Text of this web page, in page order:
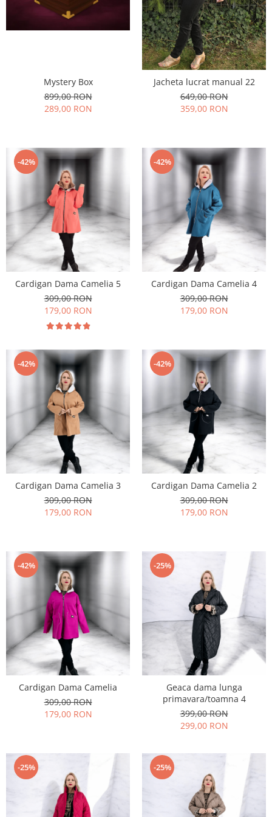
Mystery Box
899,00 RON
289,00 RON
Jacheta lucrat manual 22
649,00 RON
359,00 RON
-42%
Cardigan Dama Camelia 5
309,00 RON
179,00 RON
-42%
Cardigan Dama Camelia 4
309,00 RON
179,00 RON
-42%
Cardigan Dama Camelia 3
309,00 RON
179,00 RON
-42%
Cardigan Dama Camelia 2
309,00 RON
179,00 RON
-42%
Cardigan Dama Camelia
309,00 RON
179,00 RON
-25%
Geaca dama lunga
primavara/toamna 4
399,00 RON
299,00 RON
-25% -25%